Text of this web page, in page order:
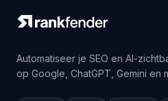
Automatiseer je SEO en AI-
op Google, ChatGPT, Gemini en